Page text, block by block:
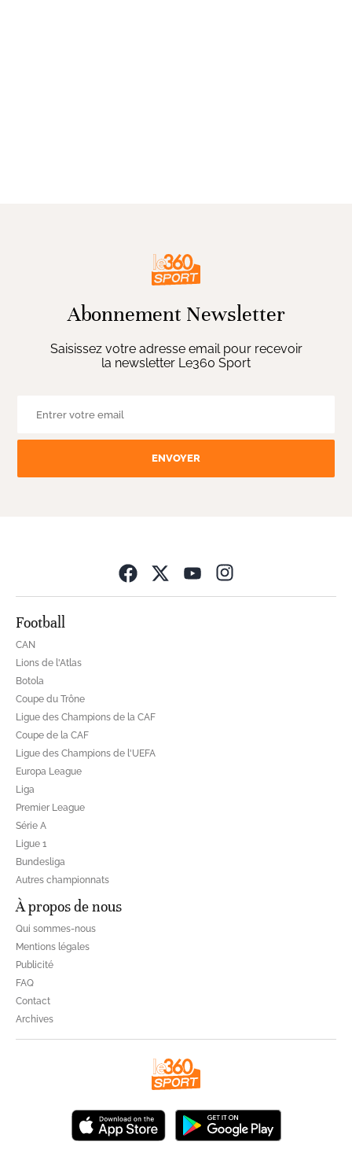
Abonnement Newsletter
Saisissez votre adresse email pour recevoir
la newsletter Le360 Sport
ENVOYER
Football
CAN
Lions de l'Atlas
Botola
Coupe du Trône
Ligue des Champions de la CAF
Coupe de la CAF
Ligue des Champions de l'UEFA
Europa League
Liga
Premier League
Série A
Ligue 1
Bundesliga
Autres championnats
À propos de nous
Qui sommes-nous
Mentions légales
Publicité
FAQ
Contact
Archives